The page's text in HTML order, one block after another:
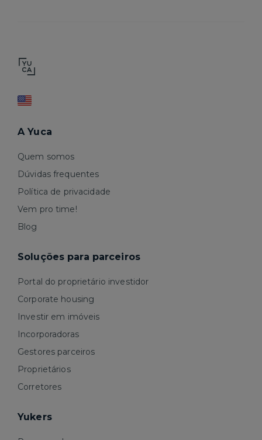
A Yuca
Quem somos
Dúvidas frequentes
Política de privacidade
Vem pro time!
Blog
Soluções para parceiros
Portal do proprietário investidor
Corporate housing
Investir em imóveis
Incorporadoras
Gestores parceiros
Proprietários
Corretores
Yukers